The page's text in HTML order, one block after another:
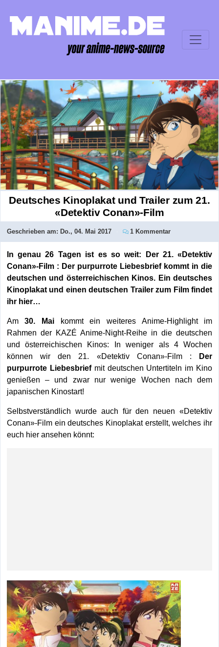
Deutsches Kinoplakat und Trailer zum 21.
«Detektiv Conan»-Film
Geschrieben am: Do., 04. Mai 2017 1 Kommentar
In genau 26 Tagen ist es so weit: Der 21. «Detektiv
Conan»-Film : Der purpurrote Liebesbrief kommt in die
deutschen und österreichischen Kinos. Ein deutsches
Kinoplakat und einen deutschen Trailer zum Film findet
ihr hier…
Am30. Mai kommt ein weiteres Anime-Highlight im
Rahmen der KAZÉ Anime-Night-Reihe in die deutschen
und österreichischen Kinos: In weniger als 4 Wochen
können wir den 21. «Detektiv Conan»-Film : Der
purpurrote Liebesbriefmit deutschen Untertiteln im Kino
genießen – und zwar nur wenige Wochen nach dem
japanischen Kinostart!
Selbstverständlich wurde auch für den neuen «Detektiv
Conan»-Film ein deutsches Kinoplakat erstellt, welches ihr
euch hier ansehen könnt: